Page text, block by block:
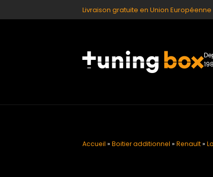
Livraison gratuite en Union Européenne
Accueil » Boitier additionnel » Renault»